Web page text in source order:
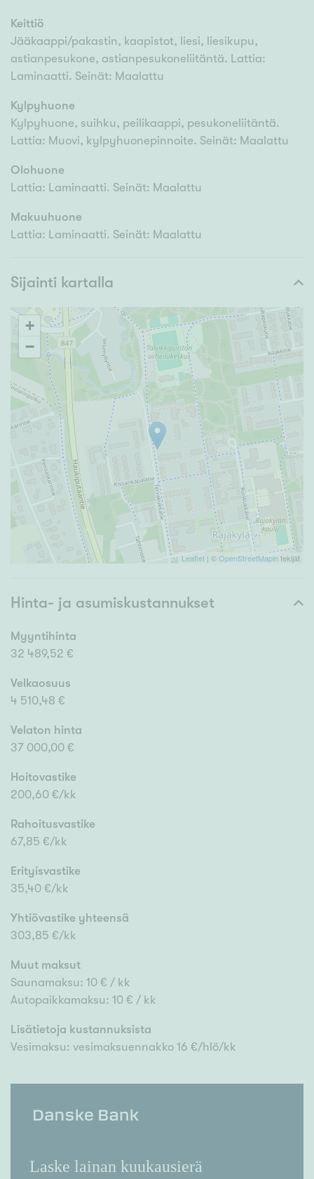
Keittiö
Jääkaappi/pakastin, kaapistot, liesi, liesikupu,
astianpesukone, astianpesukoneliitäntä. Lattia:
Laminaatti. Seinät: Maalattu
Kylpyhuone
Kylpyhuone, suihku, peilikaappi, pesukoneliitäntä.
Lattia: Muovi, kylpyhuonepinnoite. Seinät: Maalattu
Olohuone
Lattia: Laminaatti. Seinät: Maalattu
Makuuhuone
Lattia: Laminaatti. Seinät: Maalattu
Sijainti kartalla
+
−
Leaflet | ©OpenStreetMapintekijät
Hinta- ja asumiskustannukset
Myyntihinta
32 489,52 €
Velkaosuus
4 510,48 €
Velaton hinta
37 000,00 €
Hoitovastike
200,60 €/kk
Rahoitusvastike
67,85 €/kk
Erityisvastike
35,40 €/kk
Yhtiövastike yhteensä
303,85 €/kk
Muut maksut
Saunamaksu: 10 € / kk
Autopaikkamaksu: 10 € / kk
Lisätietoja kustannuksista
Vesimaksu: vesimaksuennakko 16 €/hlö/kk